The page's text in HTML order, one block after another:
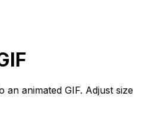
an animated GIF. Adjust size